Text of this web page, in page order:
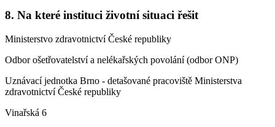
8. Na které instituci životní situaci řešit
Ministerstvo zdravotnictví České republiky
Odbor ošetřovatelství a nelékařských povolání (odbor ONP)
Uznávací jednotka Brno - detašované pracoviště Ministerstva
zdravotnictví České republiky
Vinařská 6